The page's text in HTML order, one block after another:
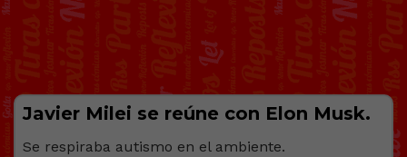
Javier Milei se reúne con Elon Musk.
Se respiraba autismo en el ambiente.